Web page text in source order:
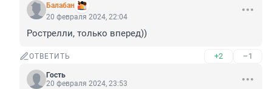
Балабан
20 февраля 2024, 22:04
Рострелли, только вперед))
ОТВЕТИТЬ +2 –1
Гость
20 февраля 2024, 23:53